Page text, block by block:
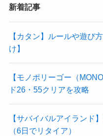
新着記事
【カタン】ルールや遊
け】
【モノポリーゴー（
ド26・55クリアを攻略
【サバイバルアイランド
（6日でリタイア）